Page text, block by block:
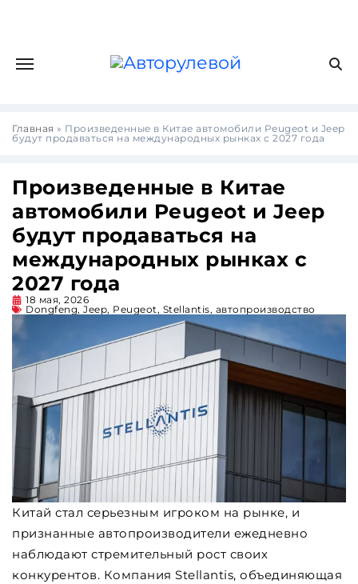
Главная » Произведенные в Китае автомобили Peugeot и Jeep
будут продаваться на международных рынках с 2027 года
Произведенные в Китае
автомобили Peugeot и Jeep
будут продаваться на
международных рынках с
2027 года
18 мая, 2026
Dongfeng, Jeep, Peugeot, Stellantis, автопроизводство
Китай стал серьезным игроком на рынке, и
признанные автопроизводители ежедневно
наблюдают стремительный рост своих
конкурентов. Компания Stellantis, объединяющая